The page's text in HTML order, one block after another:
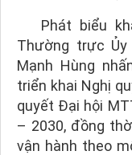
Phát biểu
Thường trực
Mạnh Hùng
triển khai Nghị
quyết Đại hội
– 2030, đồng
vận hành theo